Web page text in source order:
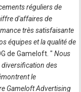
réguliers de
d'affaires de
très satisfaisante
équipes et la qualité de
de Gameloft. " Nous
diversification des
le
Gameloft Advertising